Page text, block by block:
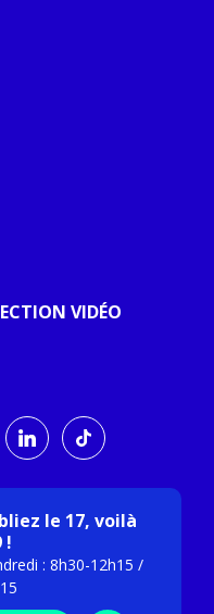
VIDÉO
le 17, voilà
!
: 8h30-12h15 /